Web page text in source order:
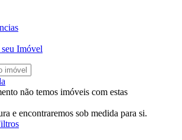
Imóvel
não temos imóveis com estas
e encontraremos sob medida para si.